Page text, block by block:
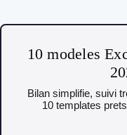
10 modeles
Bilan simplifie, suivi
10 templates